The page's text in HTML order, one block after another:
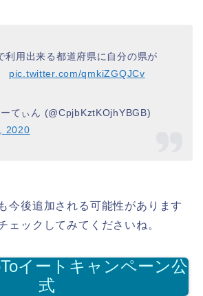
利用出来る都道府県に自分の県が
pic.twitter.com/qmkiZGQJCv
てぃん (@CpjbKztKOjhYBGB)
2020
今後追加される可能性があります
ェックしてみてくださいね。
イートキャンペーン公
式